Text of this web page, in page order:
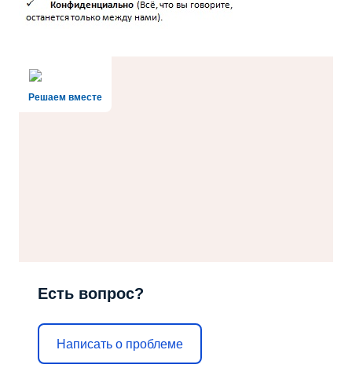
Решаем вместе
Есть вопрос?
Написать о проблеме